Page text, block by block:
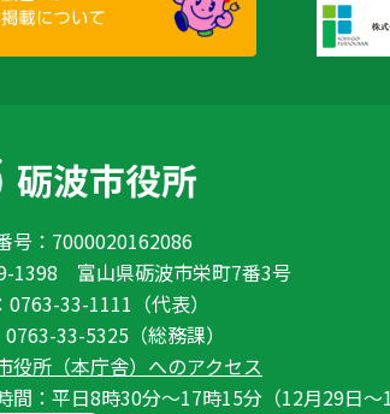
号：7000020162086
1398 富山県砺波市栄町7番3号
0763-33-1111（代表）
0763-33-5325（総務課）
役所（本庁舎）へのアクセス
間：平日8時30分〜17時15分（12月29日〜